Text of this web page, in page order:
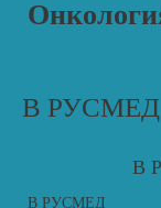
В РУСМЕД
В
В РУСМЕД